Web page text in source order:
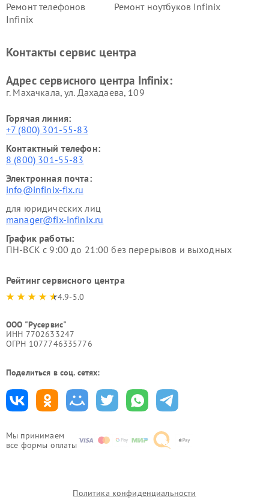
Мы принимаем
все формы оплаты
Ремонт телефонов
Infinix
Ремонт ноутбуков Infinix
Контакты сервис центра
Адрес сервисного центра Infinix:
г. Махачкала, ул. Дахадаева, 109
Горячая линия:
+7 (800) 301-55-83
Контактный телефон:
8 (800) 301-55-83
Электронная почта:
info@infinix-fix.ru
для юридических лиц
manager@fix-infinix.ru
График работы:
ПН-ВСК с 9:00 до 21:00 без перерывов и выходных
Рейтинг сервисного центра
4.9-5.0
ООО "Русервис"
ИНН 7702633247
ОГРН 1077746335776
Поделиться в соц. сетях:
Политика конфиденциальности